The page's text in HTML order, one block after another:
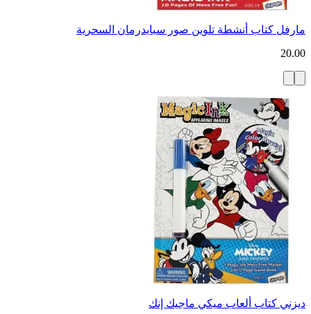
مارفل كتاب أنشطة تلوين صور سبايدرمان السحرية
20.00
ديزني كتاب ألعاب ميكي ماجيك إنك